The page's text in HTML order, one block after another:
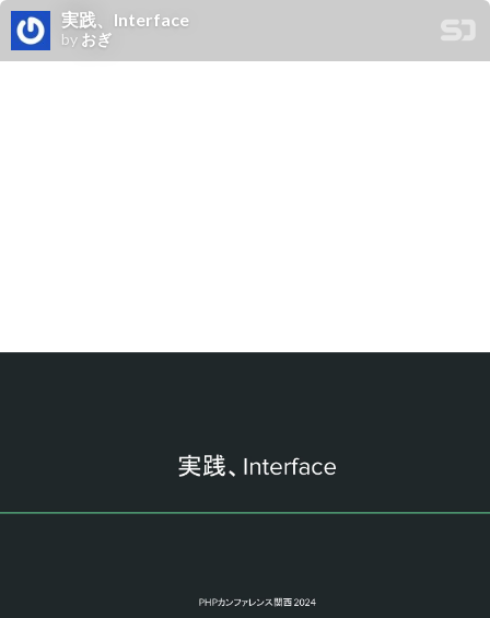
実践、Interface
by おぎ